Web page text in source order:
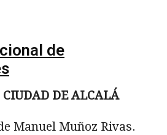
de
DE ALCALÁ
Manuel Muñoz Rivas.